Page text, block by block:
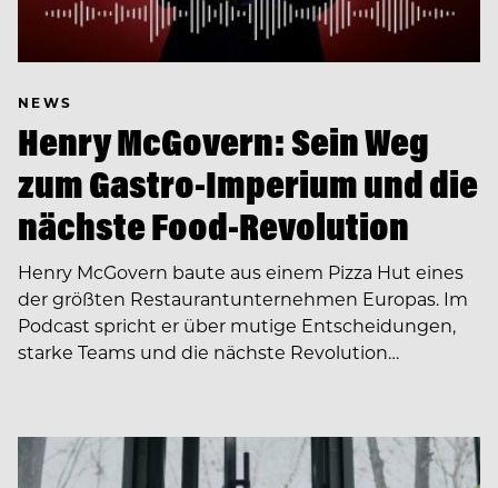
NEWS
Henry McGovern: Sein Weg
zum Gastro-Imperium und die
nächste Food-Revolution
Henry McGovern baute aus einem Pizza Hut eines
der größten Restaurantunternehmen Europas. Im
Podcast spricht er über mutige Entscheidungen,
starke Teams und die nächste Revolution…